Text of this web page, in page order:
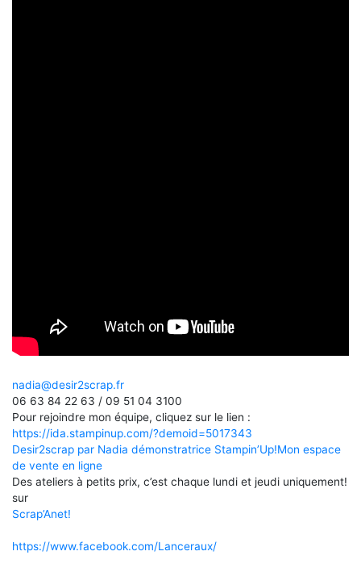
nadia@desir2scrap.fr
06 63 84 22 63 / 09 51 04 3100
Pour rejoindre mon équipe, cliquez sur le lien :
https://ida.stampinup.com/?demoid=5017343
Desir2scrap par Nadia démonstratrice Stampin’Up!Mon espace
de vente en ligne
Des ateliers à petits prix, c’est chaque lundi et jeudi uniquement!
sur
Scrap’Anet!
https://www.facebook.com/Lanceraux/